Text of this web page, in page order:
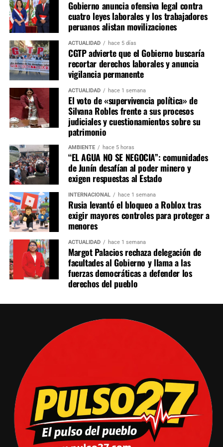
NO TE LO PIERDAS:
Nuevos aranceles de EE.UU. golpean a Perú y sacuden su
propia economía
Tupaq
protección de los menores y asegurar el cumplimiento de
la legislación nacional en materia de seguridad digital y
contenidos en internet. Por su parte, diversas
organizaciones internacionales dedicadas a la defensa de
la libertad de expresión consideran que este tipo de
restricciones puede limitar el acceso a determinadas
plataformas y servicios digitales.
La evolución del caso Roblox muestra el equilibrio que
buscan distintos Estados entre la regulación del entorno
digital, la protección de la infancia y el funcionamiento
de las plataformas tecnológicas. Mientras Rusia defiende
la aplicación de sus leyes nacionales, el debate
internacional continúa centrado en cómo compatibilizar
la seguridad de los usuarios, la libertad de acceso a
internet y la responsabilidad de las empresas
tecnológicas.
Gobierno anuncia ofensiva legal contra
cuatro leyes laborales y los trabajadores
peruanos alistan movilizaciones
ACTUALIDAD hace 5 días
CGTP advierte que el Gobierno buscaría
recortar derechos laborales y anuncia
vigilancia permanente
ACTUALIDAD hace 1 semana
El voto de «supervivencia política» de
Silvana Robles frente a sus procesos
judiciales y cuestionamientos sobre su
patrimonio
AMBIENTE hace 5 horas
“EL AGUA NO SE NEGOCIA”: comunidades
de Junín desafían al poder minero y
exigen respuestas al Estado
INTERNACIONAL hace 1 semana
Rusia levantó el bloqueo a Roblox tras
exigir mayores controles para proteger a
menores
ACTUALIDAD hace 1 semana
Margot Palacios rechaza delegación de
facultades al Gobierno y llama a las
fuerzas democráticas a defender los
derechos del pueblo